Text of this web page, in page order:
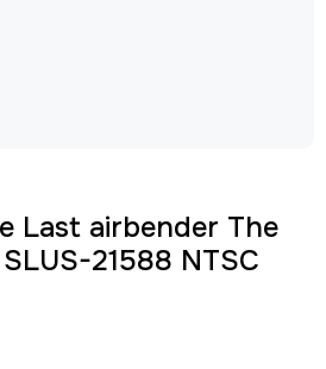
Last airbender The
21588 NTSC